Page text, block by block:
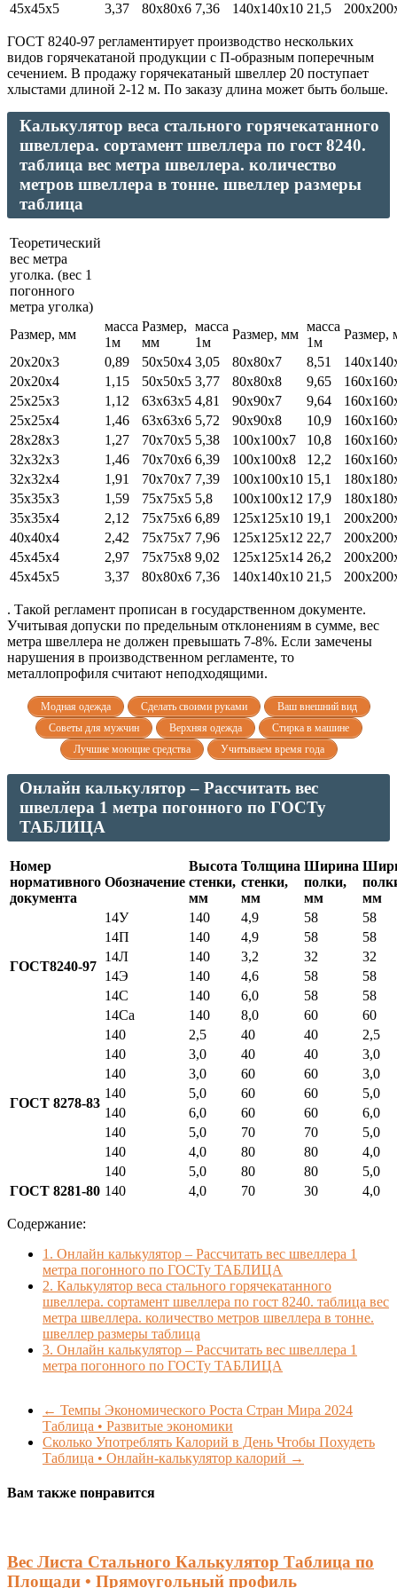
45х45х5
3,37 80х80х6 7,36 140х140х10 21,5
ГОСТ 8240-97 регламентирует производство нескольких
видов горячекатаной продукции с П-образным поперечным
сечением. В продажу горячекатаный швеллер 20 поступает
хлыстами длиной 2-12 м. По заказу длина может быть больше.
Калькулятор веса стального горячекатанного
швеллера. сортамент швеллера по гост 8240.
таблица вес метра швеллера. количество
метров швеллера в тонне. швеллер размеры
таблица
Теоретический
вес метра
уголка. (вес 1
погонного
метра уголка)
Размер, мм
масса
1м
Размер,
мм
масса
1м
Размер, мм
масса
1м
Размер,
20х20х3
0,89 50х50х4 3,05 80х80х7 8,51
20х20х4
1,15 50х50х5 3,77 80х80х8 9,65
25х25х3
1,12 63х63х5 4,81 90х90х7 9,64
25х25х4
1,46 63х63х6 5,72 90х90х8 10,9
28х28х3
1,27 70х70х5 5,38 100х100х7 10,8
32х32х3
1,46 70х70х6 6,39 100х100х8 12,2
32х32х4
1,91 70х70х7 7,39 100х100х10 15,1
35х35х3
1,59 75х75х5 5,8 100х100х12 17,9
35х35х4
2,12 75х75х6 6,89 125х125х10 19,1
40х40х4
2,42 75х75х7 7,96 125х125х12 22,7
45х45х4
2,97 75х75х8 9,02 125х125х14 26,2
45х45х5
3,37 80х80х6 7,36 140х140х10 21,5
. Такой регламент прописан в государственном документе.
Учитывая допуски по предельным отклонениям в сумме, вес
метра швеллера не должен превышать 7-8%. Если замечены
нарушения в производственном регламенте, то
металлопрофиля считают неподходящими.
Модная одежда Сделать своими руками
Ваш внешний вид
Советы для мужчин
Верхняя одежда
Стирка в машине
Лучшие моющие средства
Учитываем время года
Онлайн калькулятор – Рассчитать вес
швеллера 1 метра погонного по ГОСТу
ТАБЛИЦА
Номер
нормативного
документа
Обозначение
Высота
стенки,
мм
Толщина
стенки,
мм
Ширина
полки,
мм
мм
ГОСТ8240-97
14У 140 4,9 58
58
14П
140 4,9 58
58
14Л
140 3,2 32
32
14Э
140 4,6 58
58
14С
140 6,0 58
58
14Са
140 8,0 60 60
ГОСТ 8278-83
140 2,5 40 40
2,5
140
3,0 40 40
3,0
140
3,0 60 60
3,0
140
5,0 60 60
5,0
140
6,0 60 60
6,0
140
5,0 70 70
5,0
140
4,0 80 80
4,0
140
5,0 80 80
5,0
ГОСТ 8281-80 140 4,0 70 30 4,0
Содержание:
1. Онлайн калькулятор – Рассчитать вес швеллера 1
метра погонного по ГОСТу ТАБЛИЦА
2. Калькулятор веса стального горячекатанного
швеллера. сортамент швеллера по гост 8240. таблица вес
метра швеллера. количество метров швеллера в тонне.
швеллер размеры таблица
3. Онлайн калькулятор – Рассчитать вес швеллера 1
метра погонного по ГОСТу ТАБЛИЦА
← Темпы Экономического Роста Стран Мира 2024
Таблица • Развитые экономики
Сколько Употреблять Калорий в День Чтобы Похудеть
Таблица • Онлайн-калькулятор калорий →
Вам также понравится
Вес Листа Стального Калькулятор Таблица по
Площади • Прямоугольный профиль